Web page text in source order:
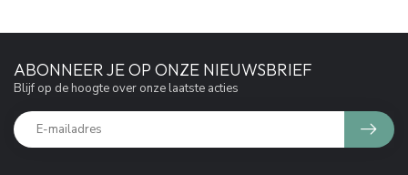
ABONNEER JE OP ONZE NIEUWSBRIEF
Blijf op de hoogte over onze laatste acties